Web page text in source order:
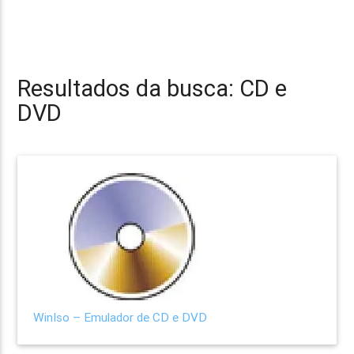
Resultados da busca: CD e
DVD
WinIso – Emulador de CD e DVD